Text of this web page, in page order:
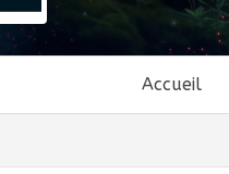
Accueil